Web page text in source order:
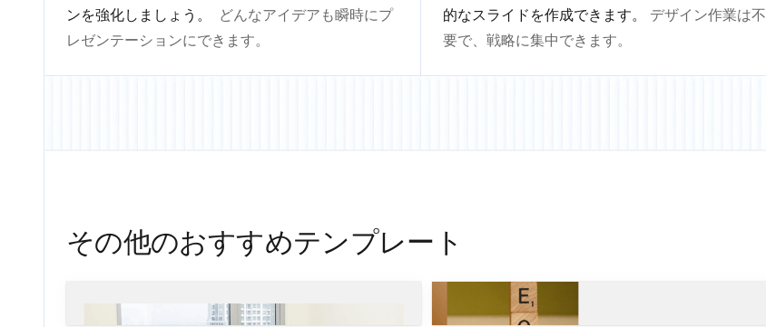
ンを強化しましょう。
どんなアイデアも瞬時にプ
レゼンテーションにできます。
的なスライドを作成できます。
デザイン作業は不
要で、戦略に集中できます。
その他のおすすめテンプレート